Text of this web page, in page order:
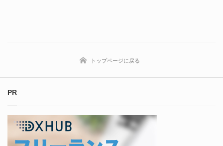
トップページに戻る
PR